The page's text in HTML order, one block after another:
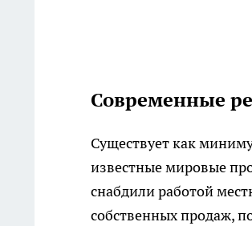
Современные
Существует как
известные мировые
снабдили работой
собственных продаж,